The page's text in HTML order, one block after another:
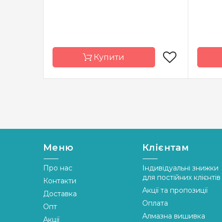
Купити
виробник
Розмір
20x24 см
Канва
льон № 27
Zweigart
Зашивання
часткова
Меню
Про нас
Контакти
Доставка
Опт
Акції
Клієнтам
Індивідуальні знижки
для постійних клієнтів
Акції та пропозиції
Оплата
Алмазна вишивка